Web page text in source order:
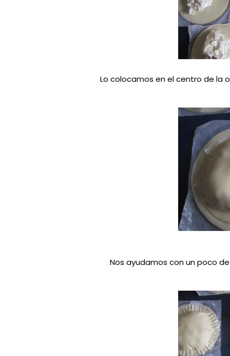
Lo colocamos en el centro de la
Nos ayudamos con un poco